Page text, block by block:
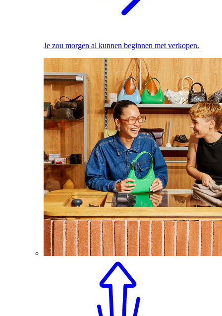
Je zou morgen al kunnen beginnen met verkopen.